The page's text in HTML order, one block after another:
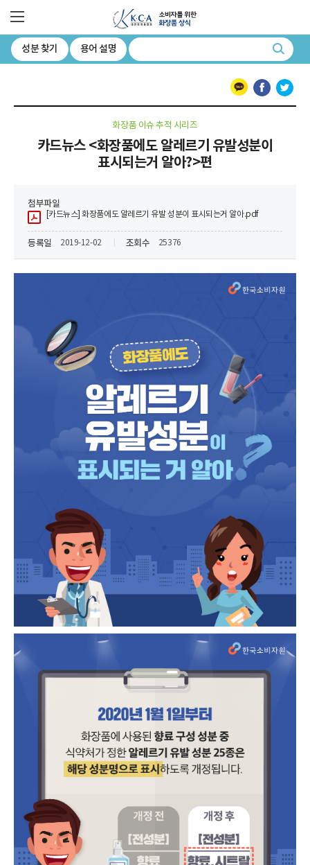
전체메뉴
성분 찾기 용어 설명 검색
페이스북트위터
화장품 이슈 추적 시리즈
카드뉴스 <화장품에도 알레르기 유발성분이
표시되는거 알아?>편
첨부파일
[카드뉴스] 화장품에도 알레르기 유발 성분이 표시되는거 알아.pdf
등록일 2019-12-02 조회수 25376